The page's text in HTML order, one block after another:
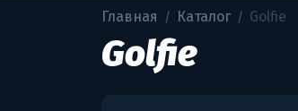
Главная / Каталог / Golfie
Golfie